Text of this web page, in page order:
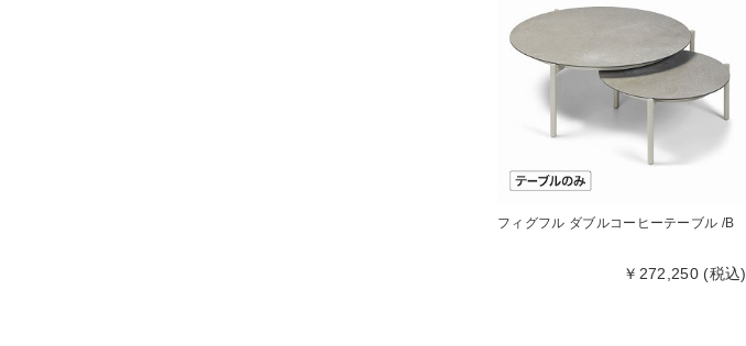
フィグフル ダブルコーヒーテーブル /B
￥272,250 (税込)